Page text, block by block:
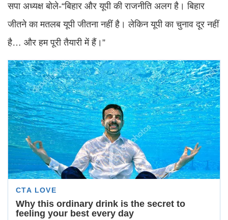
सपा अध्यक्ष बोले-“बिहार और यूपी की राजनीति अलग है। बिहार
जीतने का मतलब यूपी जीतना नहीं है। लेकिन यूपी का चुनाव दूर नहीं
है… और हम पूरी तैयारी में हैं।”